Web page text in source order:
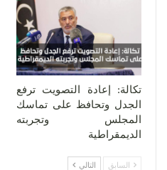
تكالة: إعادة التصويت ترفع
الجدل وتحافظ على تماسك
المجلس وتجربته
الديمقراطية
السابق التالي